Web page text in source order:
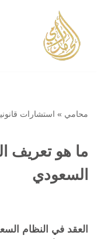
تخطى
إلى
المحتوى
محامي » استشارات
ما هو تعريف
السعودي
العقد في النظام